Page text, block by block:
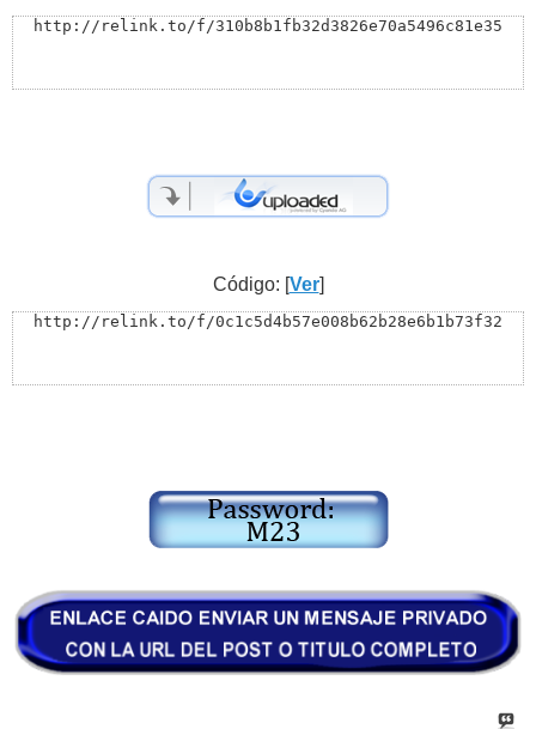
http://relink.to/f/310b8b1fb32d3826e70a5496c81e35
Código: [Ver]
http://relink.to/f/0c1c5d4b57e008b62b28e6b1b73f32